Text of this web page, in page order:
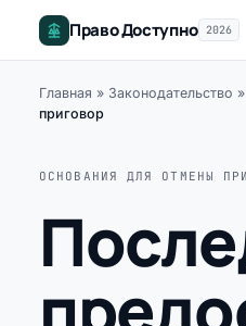
Право Доступно 2026
Главная » Законодательство »
приговор
ОСНОВАНИЯ ДЛЯ ОТМЕНЫ